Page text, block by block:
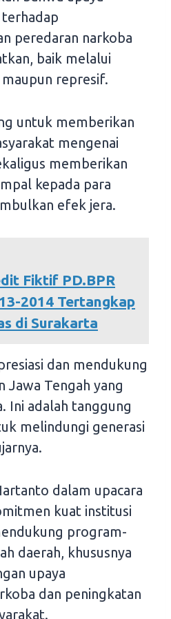
peredaran narkoba
baik melalui
represif.
untuk memberikan
mengenai
memberikan
kepada para
efek jera.
Fiktif PD.BPR
2014 Tertangkap
di Surakarta
dan mendukung
Jawa Tengah yang
Ini adalah tanggung
melindungi generasi
dalam upacara
kuat institusi
program-
daerah, khususnya
upaya
dan peningkatan